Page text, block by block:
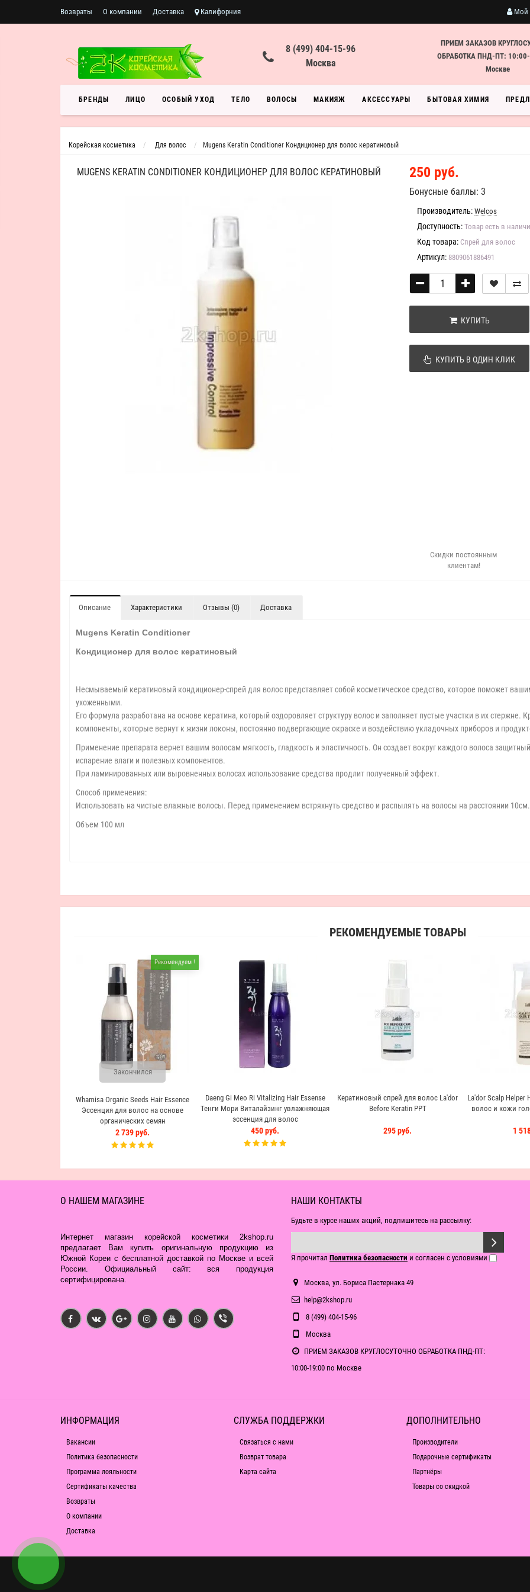
Возвраты О компании Доставка Калифорния Мой
8 (499) 404-15-96
Москва
ПРИЕМ ЗАКАЗОВ
ОБРАБОТКА ПНД-ПТ:
Москве
БРЕНДЫ ЛИЦО ОСОБЫЙ УХОД ТЕЛО ВОЛОСЫ МАКИЯЖ АКСЕССУАРЫ БЫТОВАЯ ХИМИЯ
Корейская косметика Для волос Mugens Keratin Conditioner Кондиционер для волос кератиновый
MUGENS KERATIN CONDITIONER КОНДИЦИОНЕР ДЛЯ ВОЛОС КЕРАТИНОВЫЙ 250 руб.
Бонусные баллы: 3
Производитель: Welcos
Доступность: Товар есть в
Код товара: Спрей для волос
Артикул: 8809061886491
КУПИТЬ
КУПИТЬ В ОДИН КЛИК
Скидки постоянным
клиентам!
Описание Характеристики Отзывы (0) Доставка
Mugens Keratin Conditioner
Кондиционер для волос кератиновый
Несмываемый кератиновый кондиционер-спрей для волос представляет собой косметическое средство, которое поможет
ухоженными.
Его формула разработана на основе кератина, который оздоровляет структуру волос и заполняет пустые участки в их стержне.
компоненты, которые вернут к жизни локоны, постоянно подвергающие окраске и воздействию укладочных приборов и
Применение препарата вернет вашим волосам мягкость, гладкость и эластичность. Он создает вокруг каждого волоса
испарение влаги и полезных компонентов.
При ламинированных или выровненных волосах использование средства продлит полученный эффект.
Способ применения:
Использовать на чистые влажные волосы. Перед применением встряхнуть средство и распылять на волосы на расстоянии
Объем 100 мл
РЕКОМЕНДУЕМЫЕ ТОВАРЫ
Рекомендуем !
Закончился
Whamisa Organic Seeds Hair Essence
Эссенция для волос на основе
органических семян
2 739 руб.
Daeng Gi Meo Ri Vitalizing Hair Essense
Тенги Мори Виталайзинг увлажняющая
эссенция для волос
450 руб.
Кератиновый спрей для волос La'dor
Before Keratin PPT
295 руб.
La'dor Scalp Helper
волос и кожи
1
О НАШЕМ МАГАЗИНЕ
Интернет магазин корейской косметики 2kshop.ru
предлагает Вам купить оригинальную продукцию из
Южной Кореи с бесплатной доставкой по Москве и всей
России. Официальный сайт: вся продукция
сертифицирована.
НАШИ КОНТАКТЫ
Будьте в курсе наших акций, подпишитесь на рассылку:
Я прочитал Политика безопасности и согласен с условиями
Москва, ул. Бориса Пастернака 49
help@2kshop.ru
8 (499) 404-15-96
Москва
ПРИЕМ ЗАКАЗОВ КРУГЛОСУТОЧНО ОБРАБОТКА ПНД-ПТ:
10:00-19:00 по Москве
ИНФОРМАЦИЯ
Вакансии
Политика безопасности
Программа лояльности
Сертификаты качества
Возвраты
О компании
Доставка
СЛУЖБА ПОДДЕРЖКИ
Связаться с нами
Возврат товара
Карта сайта
ДОПОЛНИТЕЛЬНО
Производители
Подарочные сертификаты
Партнёры
Товары со скидкой